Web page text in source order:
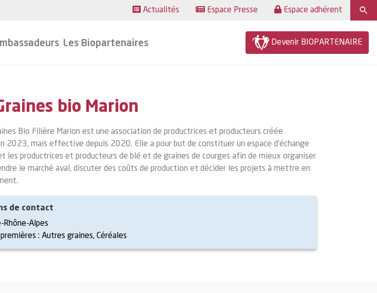
Actualités Espace Presse Espace adhérent
Les Biopartenaires Devenir BIOPARTENAIRE
bio Marion
Bio Filière Marion est une association de productrices et producteurs créée
2023, mais effective depuis 2020. Elle a pour but de constituer un espace d’échange
les productrices et producteurs de blé et de graines de courges afin de mieux organiser
le marché aval, discuter des coûts de production et décider les projets à mettre en
de contact
Rhône-Alpes
: Autres graines, Céréales